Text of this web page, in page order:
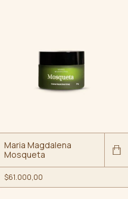
Maria Magdalena
Mosqueta
$61.000,00